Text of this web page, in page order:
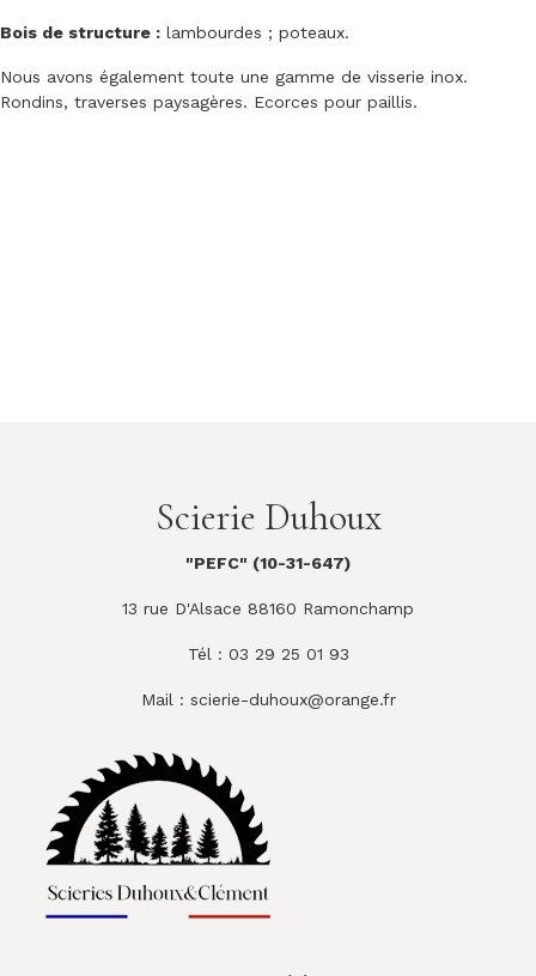
Bois de structure : lambourdes ; poteaux.
Nous avons également toute une gamme de visserie inox.
Rondins, traverses paysagères. Ecorces pour paillis.
Scierie Duhoux
"PEFC" (10-31-647)
13 rue D'Alsace 88160 Ramonchamp
Tél : 03 29 25 01 93
Mail : scierie-duhoux@orange.fr